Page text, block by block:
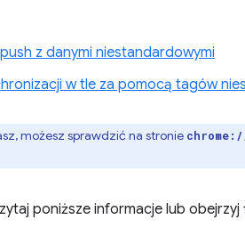
z danymi niestandardowymi
w tle za pomocą tagów
możesz sprawdzić na stronie
poniższe informacje lub obejrzyj